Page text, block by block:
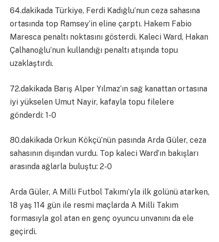
64.dakikada Türkiye, Ferdi Kadığlu’nun ceza sahasına
ortasında top Ramsey’in eline çarptı. Hakem Fabio
Maresca penaltı noktasını gösterdi. Kaleci Ward, Hakan
Çalhanoğlu’nun kullandığı penaltı atışında topu
uzaklaştırdı.
72.dakikada Barış Alper Yılmaz’ın sağ kanattan ortasına
iyi yükselen Umut Nayir, kafayla topu filelere
gönderdi: 1-0
80.dakikada Orkun Kökçü’nün pasında Arda Güler, ceza
sahasının dışından vurdu. Top kaleci Ward’ın bakışları
arasında ağlarla buluştu: 2-0
Arda Güler, A Milli Futbol Takımı’yla ilk golünü atarken,
18 yaş 114 gün ile resmi maçlarda A Milli Takım
formasıyla gol atan en genç oyuncu unvanını da ele
geçirdi.